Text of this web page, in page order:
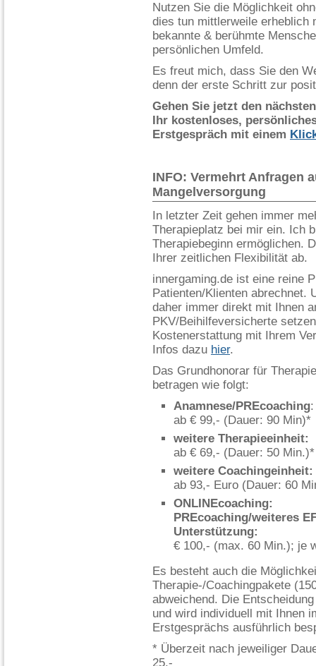
Nutzen Sie die Möglichkeit
dies tun mittlerweile erheblich
bekannte & berühmte
persönlichen Umfeld.
Es freut mich, dass Sie den
denn der erste Schritt zur
Gehen Sie jetzt den
Ihr kostenloses,
Erstgespräch mit einem
INFO: Vermehrt Anfragen
Mangelversorgung
In letzter Zeit gehen immer
Therapieplatz bei mir ein. Ich
Therapiebeginn ermöglichen.
Ihrer zeitlichen Flexibilität ab.
innergaming.de ist eine reine
Patienten/Klienten abrechnet.
daher immer direkt mit Ihnen
PKV/Beihilfeversicherte
Kostenerstattung mit Ihrem
Infos dazu hier.
Das Grundhonorar für
betragen wie folgt:
Anamnese/PREcoaching:
ab € 99,- (Dauer: 90 Min)*
weitere Therapieeinheit:
ab € 69,- (Dauer: 50 Min.)*
weitere Coachingeinheit:
ab 93,- Euro (Dauer: 60
ONLINEcoaching:
PREcoaching/weiteres
Unterstützung:
€ 100,- (max. 60 Min.); je
Es besteht auch die
Therapie-/Coachingpakete
abweichend. Die
und wird individuell mit Ihnen
Erstgesprächs ausführlich
* Überzeit nach jeweiliger
25,-